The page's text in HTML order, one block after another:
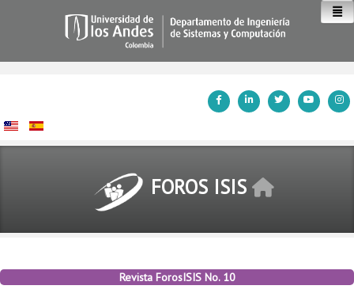
FOROS ISIS
Revista ForosISIS No. 10